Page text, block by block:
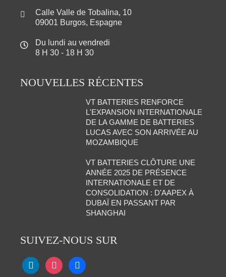
Calle Valle de Tobalina, 10
09001 Burgos, Espagne
Du lundi au vendredi
8 H 30 - 18 H 30
NOUVELLES RÉCENTES
VT BATTERIES RENFORCE
L'EXPANSION INTERNATIONALE
DE LA GAMME DE BATTERIES
LUCAS AVEC SON ARRIVÉE AU
MOZAMBIQUE
VT BATTERIES CLÔTURE UNE
ANNÉE 2025 DE PRÉSENCE
INTERNATIONALE ET DE
CONSOLIDATION : D'AAPEX À
DUBAÏ EN PASSANT PAR
SHANGHAI
SUIVEZ-NOUS SUR